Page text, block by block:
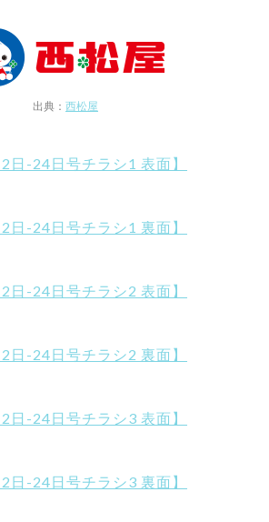
出典： 西松屋
日-24日号チラシ1 表面】
日-24日号チラシ1 裏面】
日-24日号チラシ2 表面】
日-24日号チラシ2 裏面】
日-24日号チラシ3 表面】
日-24日号チラシ3 裏面】